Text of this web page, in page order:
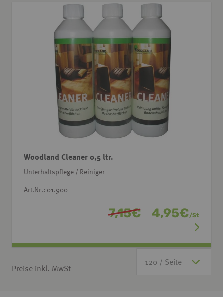
Woodland Cleaner 0,5 ltr.
Unterhaltspflege / Reiniger
Art.Nr.: 01.900
7,15€ 4,95€/St
Preise inkl. MwSt